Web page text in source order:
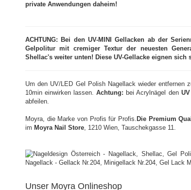
private Anwendungen daheim!
ACHTUNG: Bei den UV-MINI Gellacken ab der
Gelpolitur mit cremiger Textur der neuesten
Shellac's weiter unten! Diese UV-Gellacke eignen
Um den UV/LED Gel Polish Nagellack wieder entfernen
10min einwirken lassen. Achtung: bei Acrylnägel den
abfeilen.
Moyra, die Marke von Profis für Profis. Die Premium
im Moyra Nail Store, 1210 Wien, Tauschekgasse 11.
Unser Moyra Onlineshop